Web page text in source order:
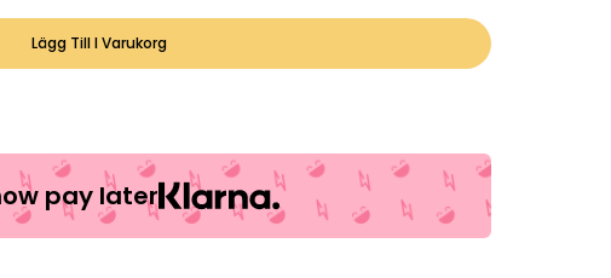
Lägg Till I Varukorg
pay later